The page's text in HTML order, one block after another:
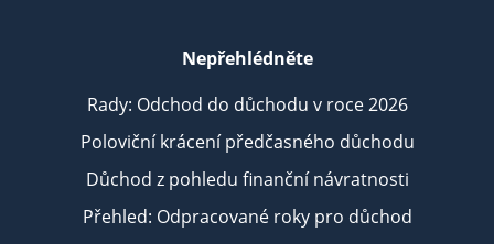
Nepřehlédněte
Rady: Odchod do důchodu v roce 2026
Poloviční krácení předčasného důchodu
Důchod z pohledu finanční návratnosti
Přehled: Odpracované roky pro důchod